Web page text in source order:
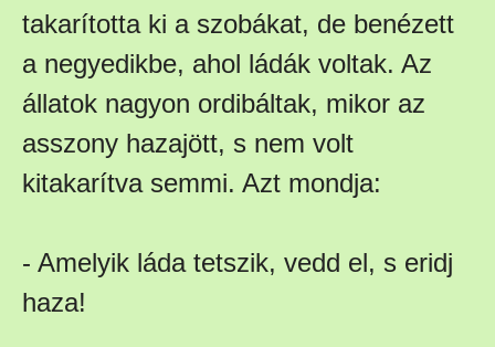
takarította ki a szobákat, de benézett
a negyedikbe, ahol ládák voltak. Az
állatok nagyon ordibáltak, mikor az
asszony hazajött, s nem volt
kitakarítva semmi. Azt mondja:
- Amelyik láda tetszik, vedd el, s eridj
haza!